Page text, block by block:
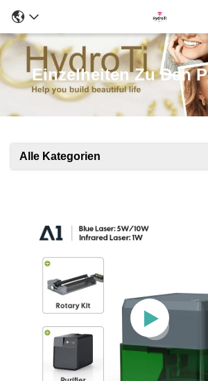
Einzelheiten Zu Den
Alle Kategorien